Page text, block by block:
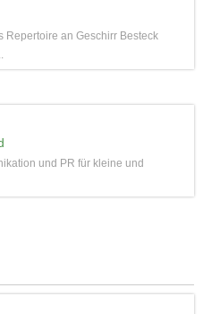
Repertoire an Geschirr Besteck
und PR für kleine und